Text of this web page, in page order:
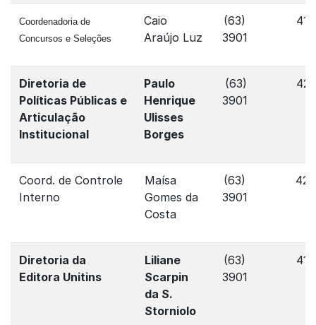
Coordenadoria de
Concursos e Seleções
Caio
Araújo Luz
(63)
3901
Diretoria de
Políticas Públicas e
Articulação
Institucional
Paulo
Henrique
Ulisses
Borges
(63)
3901
Coord. de Controle
Interno
Maísa
Gomes da
Costa
(63)
3901
Diretoria da
Editora Unitins
Liliane
Scarpin
da S.
Storniolo
(63)
3901